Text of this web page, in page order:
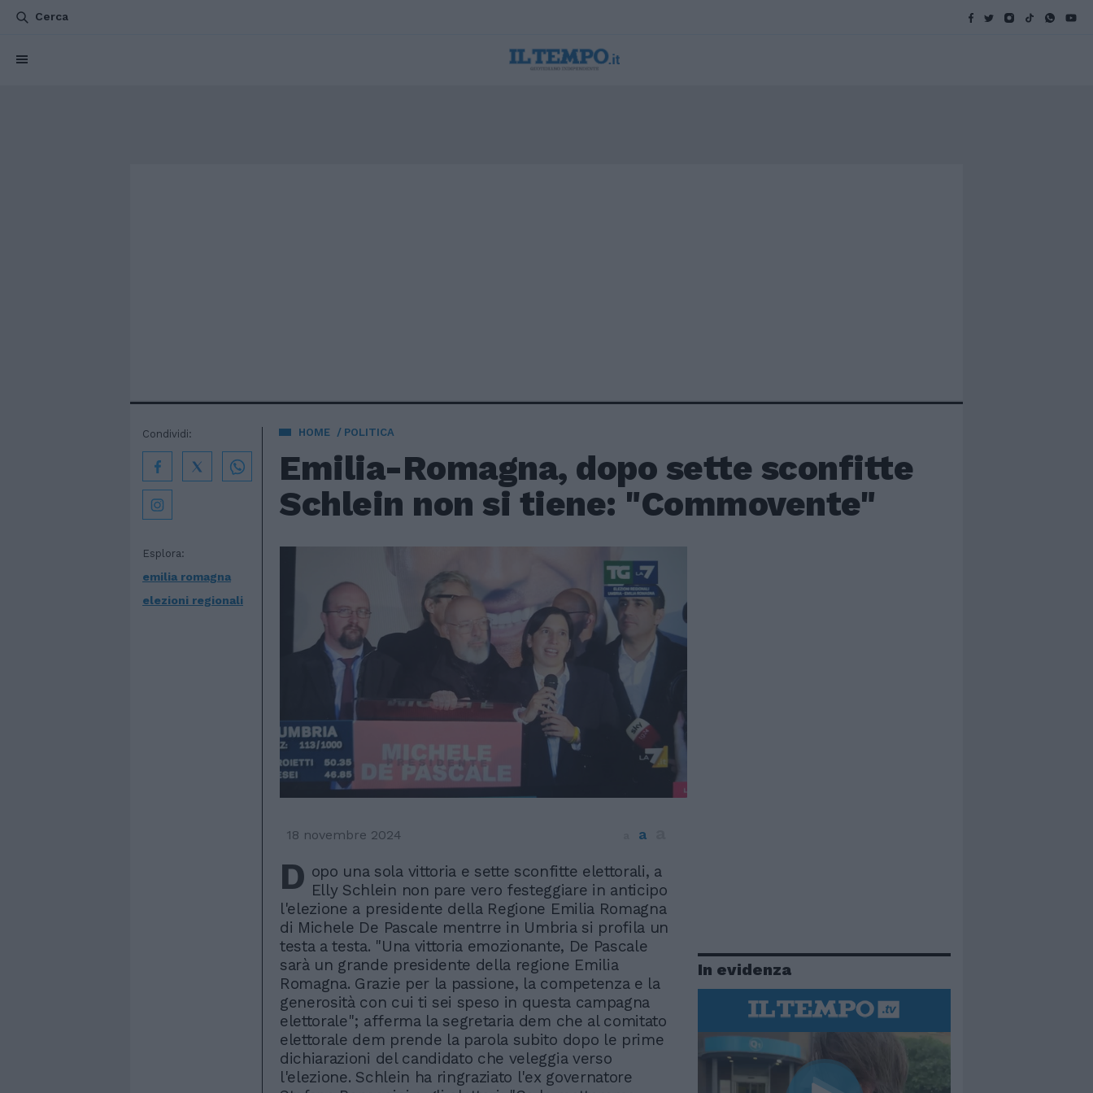
Cerca
HOME POLITICA
Emilia-Romagna, dopo sette sconfitte
Schlein non si tiene: "Commovente"
Esplora:
emilia romagna
elezioni regionali
Condividi:
18 novembre 2024 a
D opo una sola vittoria e sette sconfitte elettorali, a
Elly Schlein non pare vero festeggiare in anticipo
l'elezione a presidente della Regione Emilia Romagna
di Michele De Pascale mentrre in Umbria si profila un
testa a testa. "Una vittoria emozionante, De Pascale
sarà un grande presidente della regione Emilia
Romagna. Grazie per la passione, la competenza e la
generosità con cui ti sei speso in questa campagna
elettorale"; afferma la segretaria dem che al comitato
elettorale dem prende la parola subito dopo le prime
dichiarazioni del candidato che veleggia verso
l'elezione. Schlein ha ringraziato l'ex governatore
In evidenza